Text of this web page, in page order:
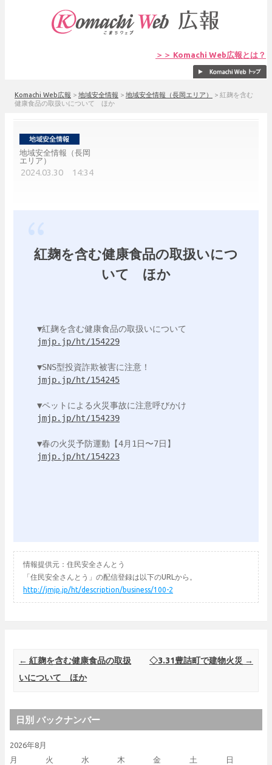
＞＞ Komachi Web広報とは？
Komachi Web広報 > 地域安全情報 > 地域安全情報（長岡エリア） > 紅麹を含む
健康食品の取扱いについて ほか
地域安全情報（長岡
エリア）
2024.03.30 14:34
紅麹を含む健康食品の取扱いにつ
いて ほか
jmjp.jp/ht/154229
jmjp.jp/ht/154245
jmjp.jp/ht/154239
jmjp.jp/ht/154223
情報提供元：住民安全さんとう
「住民安全さんとう」の配信登録は以下のURLから。
http://jmjp.jp/ht/description/business/100-2
Post navigation
← 紅麹を含む健康食品の取扱
いについて ほか
◇3.31豊詰町で建物火災 →
日別 バックナンバー
2026年8月
月
火 水 木 金 土 日